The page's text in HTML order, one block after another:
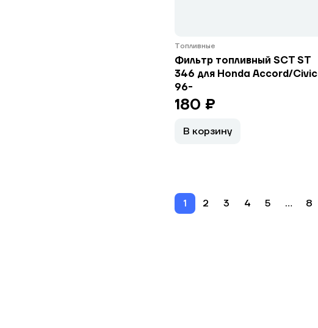
Топливные
Фильтр топливный SCT SТ
346 для Honda Accord/Civic
96-
180 ₽
В корзину
1 2 3 4 5 ... 8